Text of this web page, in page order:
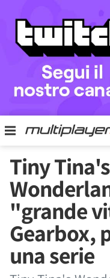
Tiny Tina's
"grande
Gearbox,
una serie